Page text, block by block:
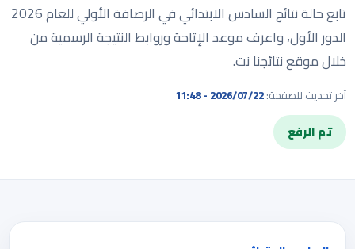
تابع حالة نتائج السادس الابتدائي في الرصافة الأولي للعام 2026
الدور الأول، واعرف موعد الإتاحة وروابط النتيجة الرسمية من
خلال موقع نتائجنا نت.
آخر تحديث للصفحة:2026/07/22 - 11:48
تم الرفع